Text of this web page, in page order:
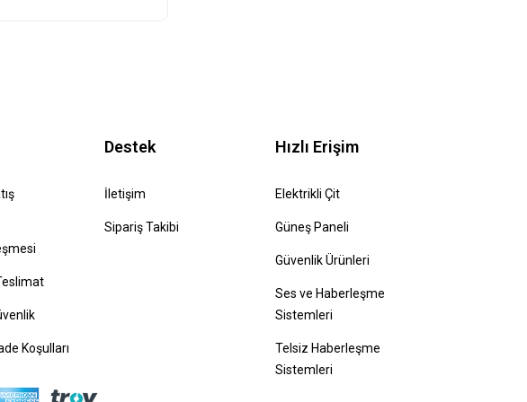
Koşulları
Destek
İletişim
Sipariş Takibi
Hızlı Erişim
Elektrikli Çit
Güneş Paneli
Güvenlik Ürünleri
Ses ve Haberleşme
Sistemleri
Telsiz Haberleşme
Sistemleri